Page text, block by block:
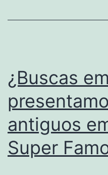
¿Buscas
antiguos
Super